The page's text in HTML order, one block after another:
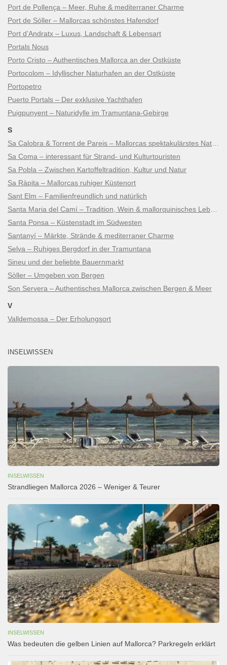
Port de Pollença – Meer, Ruhe & mediterraner Charme
Port de Sóller – Mallorcas schönstes Hafendorf
Port d’Andratx – Luxus, Landschaft & Lebensart
Portals Nous
Porto Cristo – Authentisches Mallorca an der Ostküste
Portocolom – Idyllischer Naturhafen an der Ostküste
Portopetro
Puerto Portals – Der exklusive Yachthafen
Puigpunyent – Naturidylle im Tramuntana-Gebirge
S
Sa Coma – interessant für Strand- und Kulturtouristen
Sa Pobla – Zwischen Kartoffeltradition, Kultur und Natur
Sa Ràpita – Mallorcas ruhiger Küstenort
Sant Elm – Familienfreundlich und natürlich
Santa Ponsa – Küstenstadt im Südwesten
Santanyí – Märkte, Strände & mediterraner Charme
Selva – Ruhiges Bergdorf in der Tramuntana
Sineu und der beliebte Bauernmarkt
Sòller – Umgeben von Bergen
Son Servera – Authentisches Mallorca zwischen Bergen & Meer
V
Valldemossa – Der Erholungsort
INSELWISSEN
INSELWISSEN
Strandliegen Mallorca 2026 – Weniger & Teurer
INSELWISSEN
Was bedeuten die gelben Linien auf Mallorca? Parkregeln erklärt